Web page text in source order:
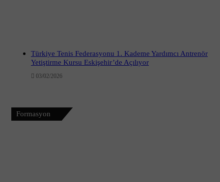
Türkiye Tenis Federasyonu 1. Kademe Yardımcı Antrenör
Yetiştirme Kursu Eskişehir’de Açılıyor
03/02/2026
Formasyon